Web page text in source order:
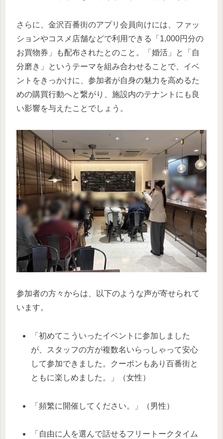
さらに、金沢百番街のアプリ会員向けには、ファッ
ションやコスメ店舗などで利用できる「1,000円分の
お買物券」も配布されたとのこと。「婚活」と「自
分磨き」というテーマを組み合わせることで、イベ
ントをきっかけに、参加者が自身の魅力を高めるた
めの購買行動へと繋がり、施設内のテナントにも良
い影響を与えたことでしょう。
参加者の方々からは、以下のような声が寄せられて
います。
「初めてこういったイベントに参加しました
が、スタッフの方が複数名いらっしゃって安心
して参加できました。クーポンもあり百番街と
ともに楽しめました。」（女性）
「頻繁に開催してください。」（男性）
「自由に人を選んで話せるフリートークタイム